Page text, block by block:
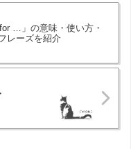
for …」の意味・使い方・
レーズを紹介